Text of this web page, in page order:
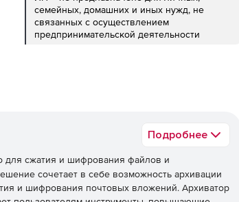
семейных, домашних и иных нужд, не
связанных с осуществлением
предпринимательской деятельности
Подробнее
для сжатия и шифрования файлов и
сочетает в себе возможность архивации
и шифрования почтовых вложений. Архиватор